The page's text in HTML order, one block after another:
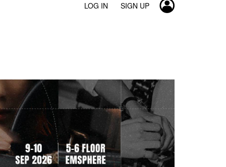
LOG IN SIGN UP